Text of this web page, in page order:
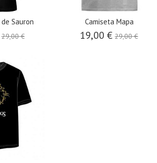
Sauron
29,00 €
Camiseta Mapa
19,00 €29,00 €